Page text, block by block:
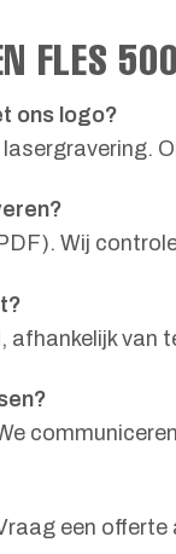
FLES
ons logo?
Wij
afhankelijk
een